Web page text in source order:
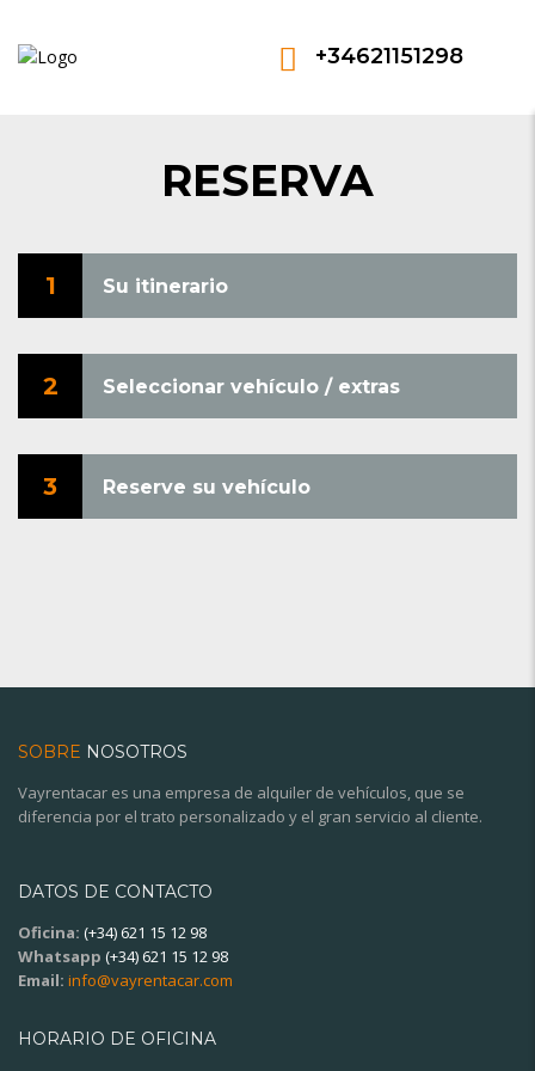
+34621151298
RESERVA
1 Su itinerario
2 Seleccionar vehículo / extras
3 Reserve su vehículo
SOBRE NOSOTROS
Vayrentacar es una empresa de alquiler de vehículos, que se
diferencia por el trato personalizado y el gran servicio al cliente.
DATOS DE CONTACTO
Oficina: (+34) 621 15 12 98
Whatsapp (+34) 621 15 12 98
Email: info@vayrentacar.com
HORARIO DE OFICINA